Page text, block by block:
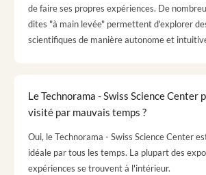
de faire ses propres expériences. De
dites "à main levée" permettent d'explorer
scientifiques de manière autonome et
Le Technorama - Swiss Science Center
visité par mauvais temps ?
Oui, le Technorama - Swiss Science Center
idéale par tous les temps. La plupart des
expériences se trouvent à l'intérieur.